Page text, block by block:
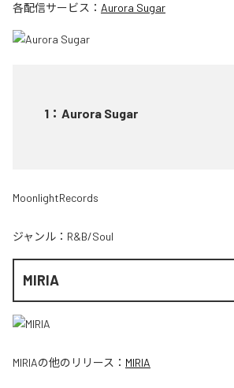
各配信サービス： Aurora Sugar
1 ： Aurora Sugar
MoonlightRecords
ジャンル： R&B/Soul
MIRIA
MIRIAの他のリリース： MIRIA